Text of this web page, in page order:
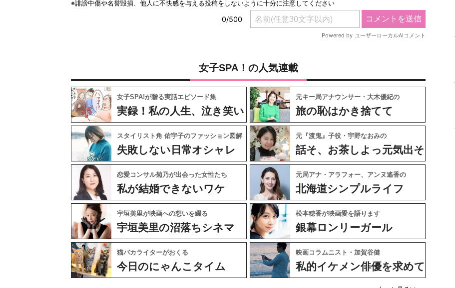
女子SPA！の人気連載
女子SPA!が贈る実話エピソード集
実録！私の人生、泣き笑い
元キー局アナウンサー・大木優紀の
旅の恥はかき捨てて
スタイリスト角 佑宇子のファッション図解
失敗しない日常オシャレ
元『渡鬼』子役・宇野なおみの
話そ、お茶しよっ元気出そ
恋愛コンサル菊乃が出会った女性たち
私が結婚できないワケ
元局アナ・アラフォー、アンヌ遙香の
北海道シンプルライフ
宇垣美里が映画への想いを綴る
宇垣美里の沼落ちシネマ
松本穂香が映画愛を語ります
銀幕ロンリーガール
猫バカライターがおくる
今日のにゃんこタイム
映画コラムニスト・加賀谷健
私的イケメン俳優を求めて